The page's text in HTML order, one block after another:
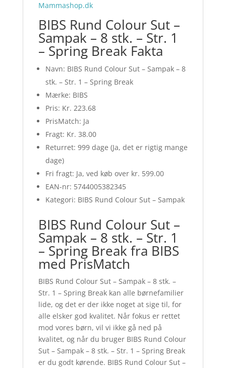
Mammashop.dk
BIBS Rund Colour Sut –
Sampak – 8 stk. – Str. 1
– Spring Break Fakta
Navn: BIBS Rund Colour Sut – Sampak – 8
stk. – Str. 1 – Spring Break
Mærke: BIBS
Pris: Kr. 223.68
PrisMatch: Ja
Fragt: Kr. 38.00
Returret: 999 dage (Ja, det er rigtig mange
dage)
Fri fragt: Ja, ved køb over kr. 599.00
EAN-nr: 5744005382345
Kategori: BIBS Rund Colour Sut – Sampak
BIBS Rund Colour Sut –
Sampak – 8 stk. – Str. 1
– Spring Break fra BIBS
med PrisMatch
BIBS Rund Colour Sut – Sampak – 8 stk. –
Str. 1 – Spring Break kan alle børnefamilier
lide, og det er der ikke noget at sige til, for
alle elsker god kvalitet. Når fokus er rettet
mod vores børn, vil vi ikke gå ned på
kvalitet, og når du bruger BIBS Rund Colour
Sut – Sampak – 8 stk. – Str. 1 – Spring Break
er du godt kørende. BIBS Rund Colour Sut –